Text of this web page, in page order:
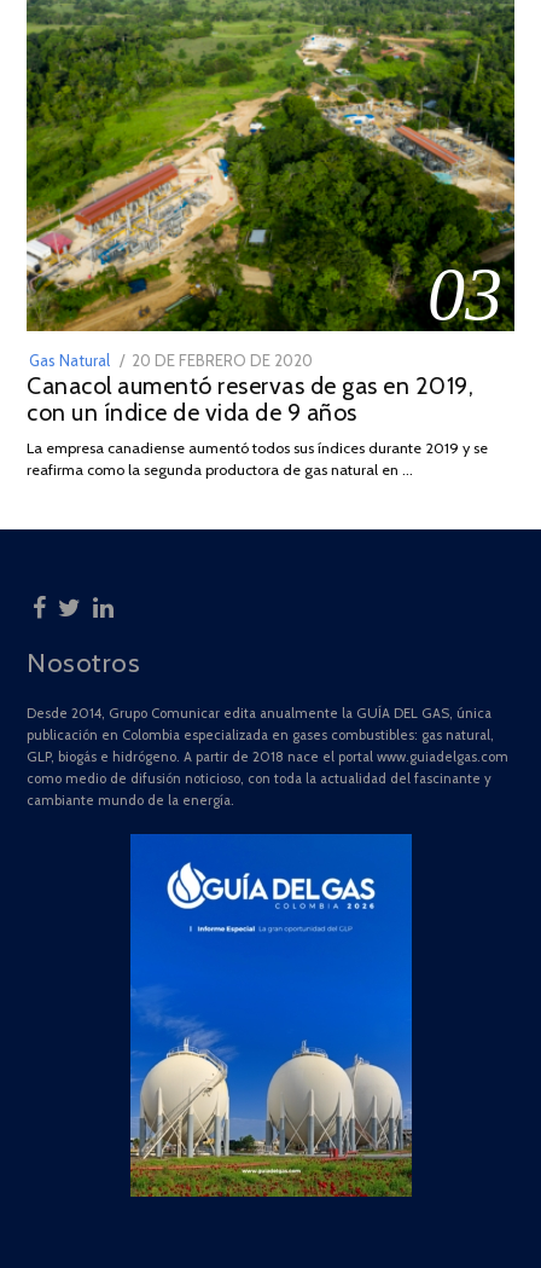
03
Gas Natural
POSTED
ON
20 DE FEBRERO DE 2020
DE
JULIO
2025
Canacol aumentó reservas de gas en 2019,
con un índice de vida de 9 años
La empresa canadiense aumentó todos sus índices durante 2019 y se
reafirma como la segunda productora de gas natural en …
Nosotros
Desde 2014, Grupo Comunicar edita anualmente la GUÍA DEL GAS, única
publicación en Colombia especializada en gases combustibles: gas natural,
GLP, biogás e hidrógeno. A partir de 2018 nace el portal www.guiadelgas.com
como medio de difusión noticioso, con toda la actualidad del fascinante y
cambiante mundo de la energía.